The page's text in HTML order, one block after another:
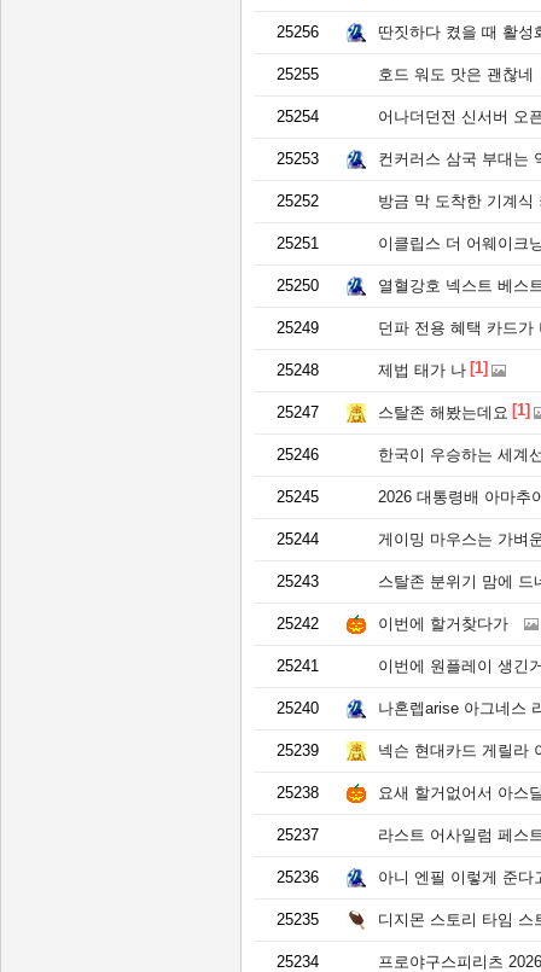
25256 딴짓하다 켰을 때 활성
25255 호드 워도 맛은 괜찮네
25254 어나더던전 신서버 오
25253 컨커러스 삼국 부대는
25252 방금 막 도착한 기계식
25251 이클립스 더 어웨이크
25250 열혈강호 넥스트 베스
25249 던파 전용 혜택 카드가
25248 제법 태가 나 [1]
25247 스탈존 해봤는데요 [1]
25246 한국이 우승하는 세계선
25245 2026 대통령배 아마추
25244 게이밍 마우스는 가벼
25243 스탈존 분위기 맘에 드
25242 이번에 할거찾다가
25241 이번에 원플레이 생긴
25240 나혼렙arise 아그네스
25239 넥슨 현대카드 게릴라
25238 요새 할거없어서 아스
25237 라스트 어사일럼 페스
25236 아니 엔필 이렇게 준다
25235 디지몬 스토리 타임 스
25234 프로야구스피리츠